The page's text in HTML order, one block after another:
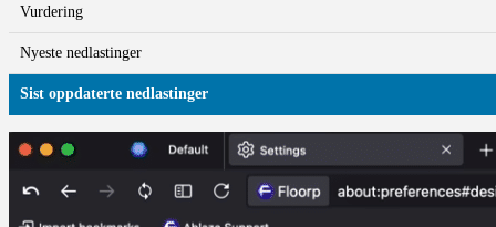
Vurdering
Nyeste nedlastinger
Sist oppdaterte nedlastinger